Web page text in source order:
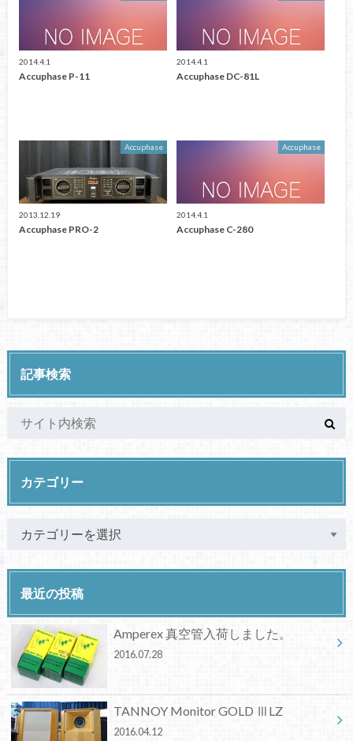
2014.4.1
Accuphase P-11
2014.4.1
Accuphase DC-81L
Accuphase
2013.12.19
Accuphase PRO-2
Accuphase
2014.4.1
Accuphase C-280
記事検索
カテゴリー
最近の投稿
Amperex 真空管入荷しました。
2016.07.28
TANNOY Monitor GOLD ⅢLZ
2016.04.12